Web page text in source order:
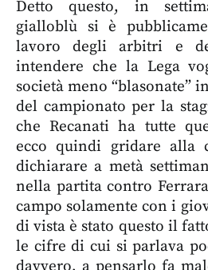
Detto questo, in
gialloblù si è
lavoro degli arbitri e
intendere che la Lega
società meno “blasonate”
del campionato per la
che Recanati ha tutte
ecco quindi gridare alla
dichiarare a metà
nella partita contro
campo solamente con i
di vista è stato questo il
le cifre di cui si parlava
davvero, a pensarlo fa